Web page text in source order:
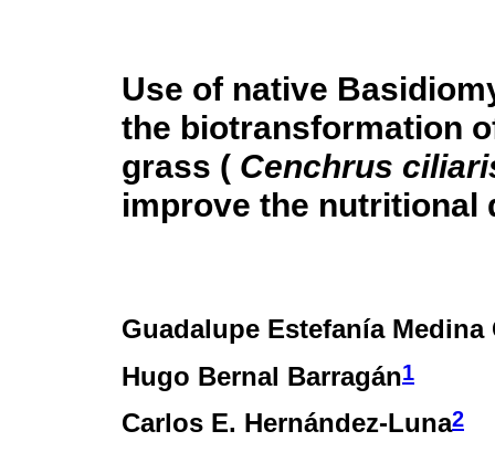
Use of native
the biotransformation
grass ( Cenchrus
improve the nutritional
Guadalupe Estefanía Medina
Hugo Bernal Barragán1
Carlos E. Hernández-Luna2